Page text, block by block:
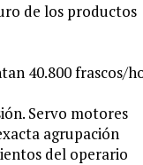
de los productos
40.800 frascos/
Servo motores
agrupación
del operario